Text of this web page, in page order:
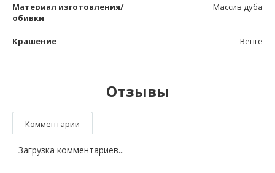
Материал изготовления/
обивки
Массив дуба
Крашение Венге
Отзывы
Комментарии
Загрузка комментариев...